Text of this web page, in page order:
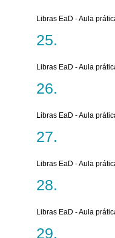
Libras EaD - Aula
Libras EaD - Aula
Libras EaD - Aula
Libras EaD - Aula
Libras EaD - Aula